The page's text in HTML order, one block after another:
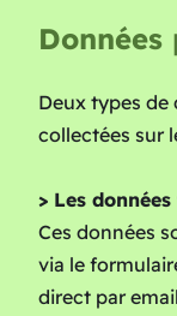
Données
Deux types de
collectées sur
> Les
Ces données
via le
direct par